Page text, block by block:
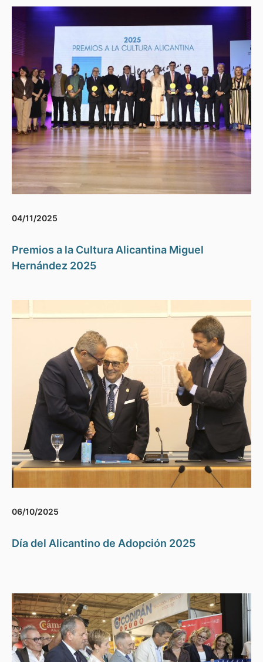
04/11/2025
Premios a la Cultura Alicantina Miguel
Hernández 2025
06/10/2025
Día del Alicantino de Adopción 2025